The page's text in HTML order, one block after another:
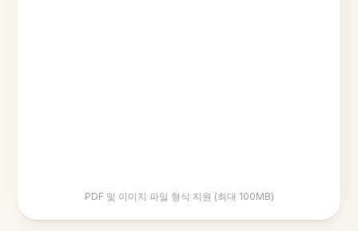
PDF 및 이미지 파일 형식 지원 (최대 100MB)